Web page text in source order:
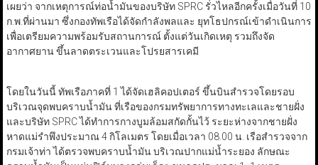
เผยว่า จากเหตุการณ์ท่อน้ำมันของบริษัท SPRC รั่วไหลอีกครั้งเมื่อวันที่ 10
ก.พ.ที่ผ่านมา ซึ่งกองทัพเรือได้จัดกำลังพลและ ยุทโธปกรณ์เข้าดำเนินการ
เพื่อเตรียมความพร้อมรับสถานการณ์ ตั้งแต่วันเกิดเหตุ รวมถึงจัด
อากาศยาน ขึ้นลาดตระเวนและโปรยสารเคมี
โดยในวันนี้ ทัพเรือภาคที่ 1 ได้จัดเฮลิคอปเตอร์ ขึ้นบินสำรวจโดยรอบ
บริเวณจุดพบคราบน้ำมัน ที่เรือของกรมทรัพยาการทางทะเลและชายฝั่ง
และบริษัท SPRC ได้ทำการกางบูมล้อมสกัดกั้นไว้ ระยะห่างจากชายฝั่ง
หาดแม่รำพึงประมาณ 4 กิโลเมตร โดยเมื่อเวลา 08.00 น. เรือสำรวจจาก
กรมเจ้าท่า ได้ตรวจพบคราบน้ำมัน บริเวณปากแม่น้ำระยอง ลักษณะ